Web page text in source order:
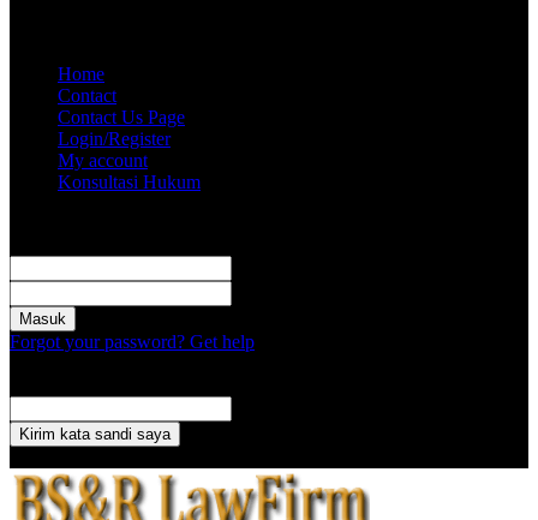
Home
Contact
Contact Us Page
Login/Register
My account
Konsultasi Hukum
Forgot your password? Get help